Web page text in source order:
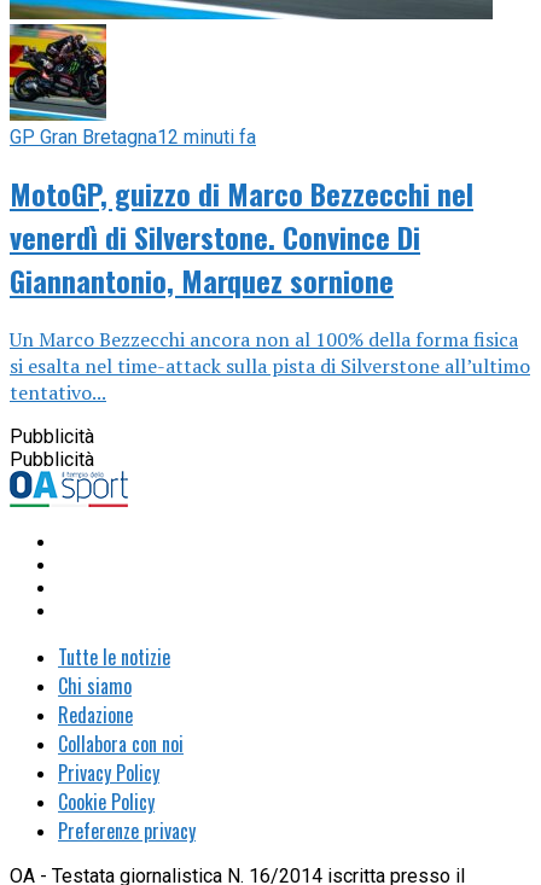
GP Gran Bretagna12 minuti fa
MotoGP, guizzo di Marco Bezzecchi nel
venerdì di Silverstone. Convince Di
Giannantonio, Marquez sornione
Un Marco Bezzecchi ancora non al 100% della forma fisica
si esalta nel time-attack sulla pista di Silverstone all’ultimo
tentativo...
Pubblicità
Pubblicità
Tutte le notizie
Chi siamo
Redazione
Collabora con noi
Privacy Policy
Cookie Policy
Preferenze privacy
OA - Testata giornalistica N. 16/2014 iscritta presso il